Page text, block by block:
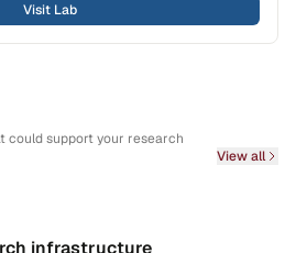
Visit Lab
could support your research
View all
infrastructure